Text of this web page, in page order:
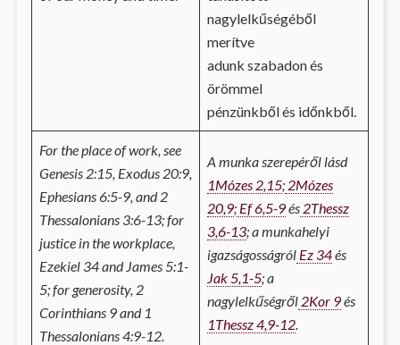
nagylelkűségéből
merítve
adunk szabadon és
örömmel
pénzünkből és időnkből.
For the place of work, see
Genesis 2:15, Exodus 20:9,
Ephesians 6:5-9, and 2
Thessalonians 3:6-13; for
justice in the workplace,
Ezekiel 34 and James 5:1-
5; for generosity, 2
Corinthians 9 and 1
Thessalonians 4:9-12.
A munka szerepéről lásd
1Mózes 2,15;2Mózes
20,9;Ef 6,5-9és2Thessz
3,6-13; a munkahelyi
igazságosságrólEz 34és
Jak 5,1-5; a
nagylelkűségről2Kor 9és
1Thessz 4,9-12.